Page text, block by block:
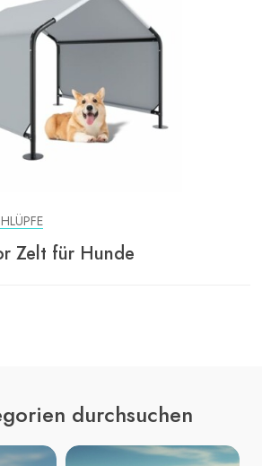
Zelt für Hunde
durchsuchen